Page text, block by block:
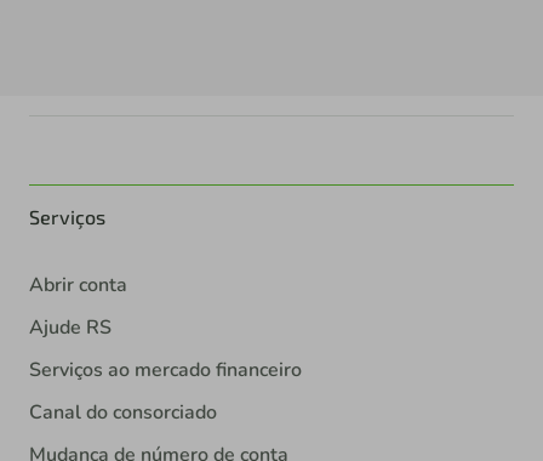
Serviços
Abrir conta
Ajude RS
Serviços ao mercado financeiro
Canal do consorciado
Mudança de número de conta